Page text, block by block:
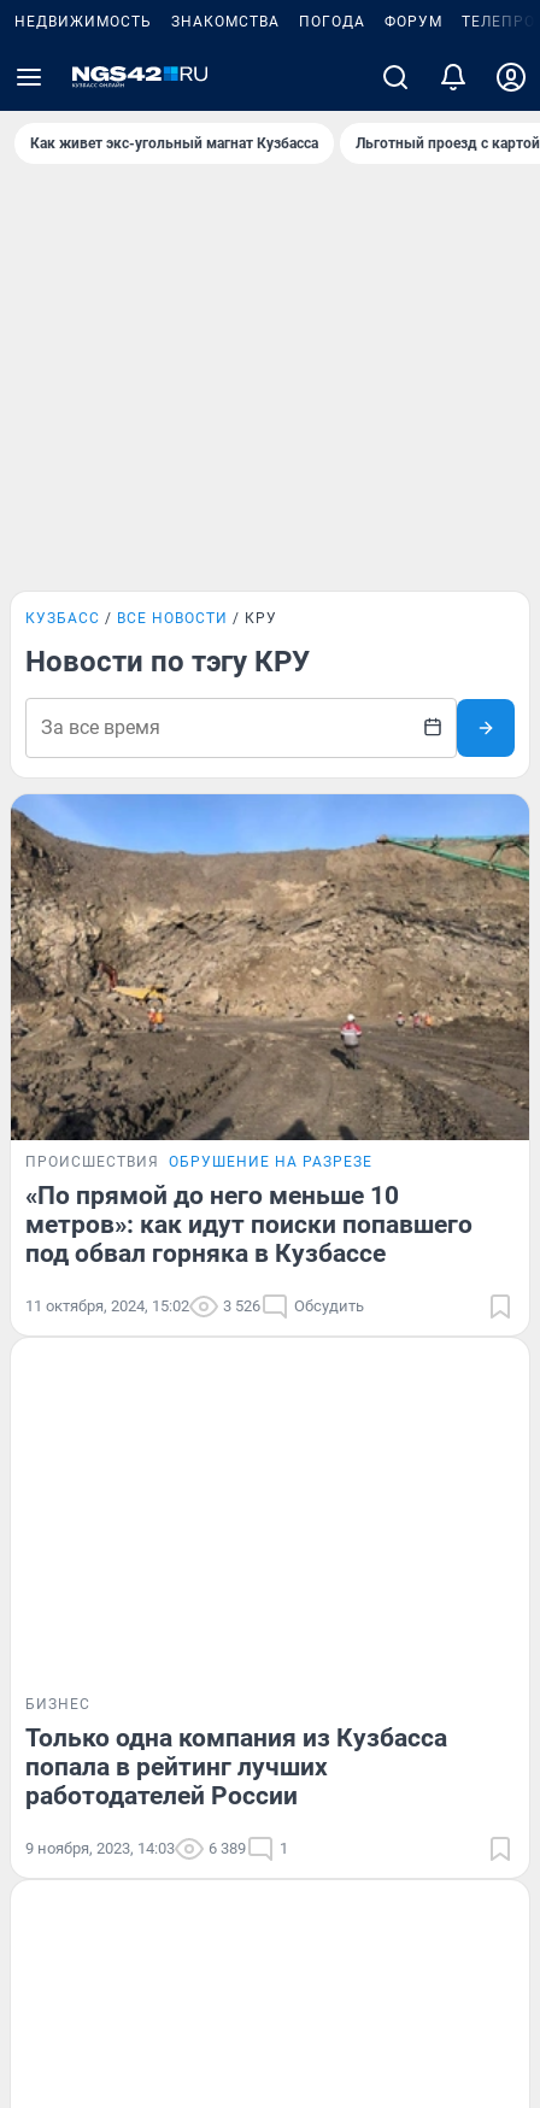
НЕДВИЖИМОСТЬ ЗНАКОМСТВА ПОГОДА ФОРУМ
Как живет экс-угольный магнат Кузбасса Льготный проезд с
КУЗБАСС ВСЕ НОВОСТИ КРУ
Новости по тэгу КРУ
ПРОИСШЕСТВИЯ ОБРУШЕНИЕ НА РАЗРЕЗЕ
«По прямой до него меньше 10
метров»: как идут поиски попавшего
под обвал горняка в Кузбассе
11 октября, 2024, 15:02 3 526 Обсудить
БИЗНЕС
Только одна компания из Кузбасса
попала в рейтинг лучших
работодателей России
9 ноября, 2023, 14:03 6 389 1